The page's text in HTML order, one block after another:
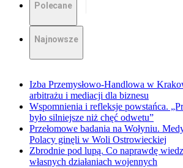
Polecane
Najnowsze
Izba Przemysłowo-Handlowa w
arbitrażu i mediacji dla biznesu
Wspomnienia i refleksje powstańca.
było silniejsze niż chęć odwetu”
Przełomowe badania na Wołyniu.
Polacy ginęli w Woli Ostrowieckiej
Zbrodnie pod lupą. Co naprawdę
własnych działaniach wojennych